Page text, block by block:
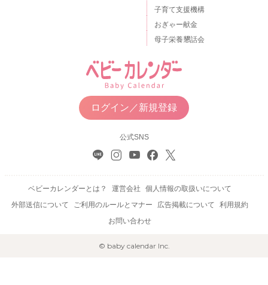
子育て支援機構
おぎゃー献金
母子栄養懇話会
ログイン／新規登録
公式SNS
ベビーカレンダーとは？ 運営会社
個人情報の取扱いについて
外部送信について
ご利用のルールとマナー 広告掲載について
利用規約
お問い合わせ
© baby calendar Inc.